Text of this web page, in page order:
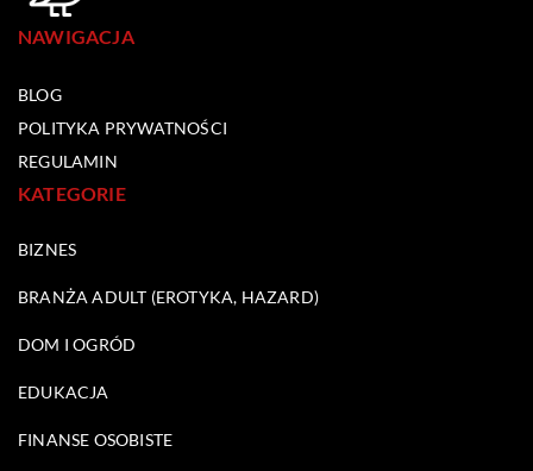
NAWIGACJA
BLOG
POLITYKA PRYWATNOŚCI
REGULAMIN
KATEGORIE
BIZNES
BRANŻA ADULT (EROTYKA, HAZARD)
DOM I OGRÓD
EDUKACJA
FINANSE OSOBISTE